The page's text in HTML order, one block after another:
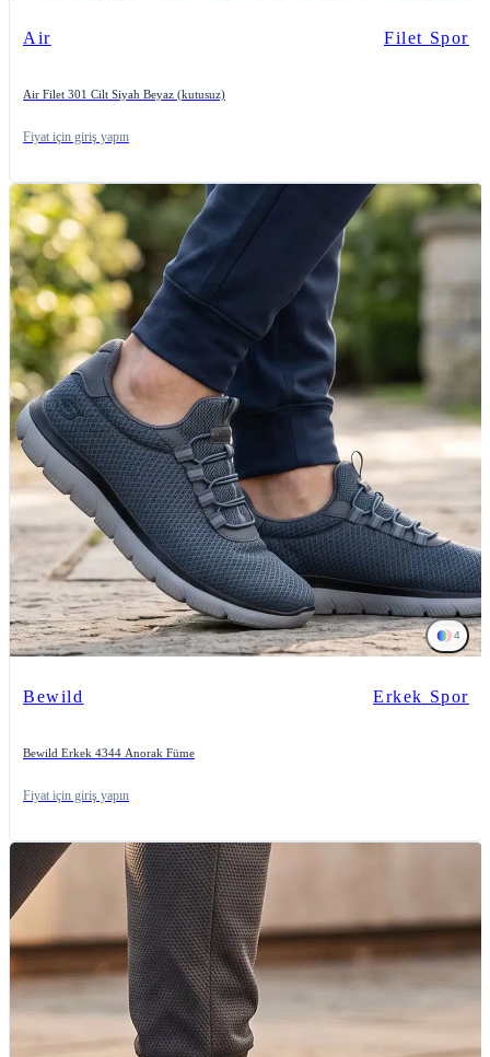
Air Filet Spor
Air Filet 301 Cilt Siyah Beyaz (kutusuz)
Fiyat için giriş yapın
4
Bewild Erkek Spor
Bewild Erkek 4344 Anorak Füme
Fiyat için giriş yapın